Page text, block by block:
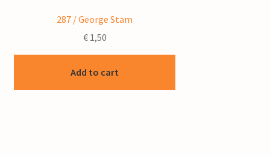
287 / George Stam
€1,50
Add to cart